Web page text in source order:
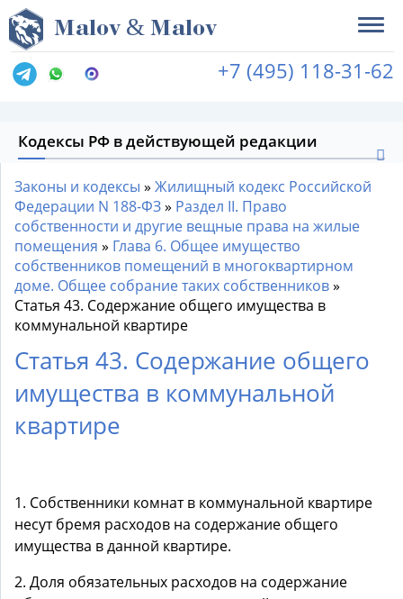
Malov & Malov
+7 (495) 118-31-62
Кодексы РФ в действующей редакции
Законы и кодексы » Жилищный кодекс Российской
Федерации N 188-ФЗ» Раздел II. Право
собственности и другие вещные права на жилые
помещения » Глава 6. Общее имущество
собственников помещений в многоквартирном
доме. Общее собрание таких собственников»
Статья 43. Содержание общего имущества в
коммунальной квартире
Статья 43. Содержание общего
имущества в коммунальной
квартире
1. Собственники комнат в коммунальной квартире
несут бремя расходов на содержание общего
имущества в данной квартире.
2. Доля обязательных расходов на содержание